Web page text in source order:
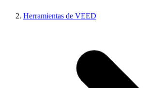
Herramientas de VEED